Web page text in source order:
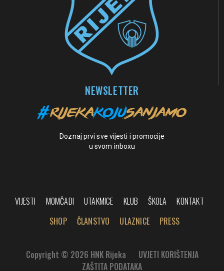
NEWSLETTER
Doznaj prvi sve vijesti i promocije
u svom inboxu
VIJESTI MOMČADI UTAKMICE KLUB ŠKOLA
KONTAKT
SHOP
ČLANSTVO ULAZNICE PRESS
Copyright © 2026 HNK Rijeka
UVJETI KORIŠTENJA
ZAŠTITA PODATAKA